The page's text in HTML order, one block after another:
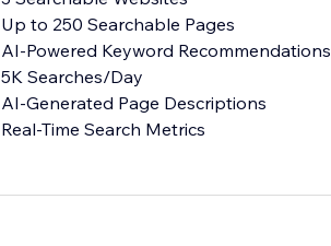
Up to 250 Searchable Pages
AI-Powered Keyword Recommendations
5K Searches/Day
AI-Generated Page Descriptions
Real-Time Search Metrics